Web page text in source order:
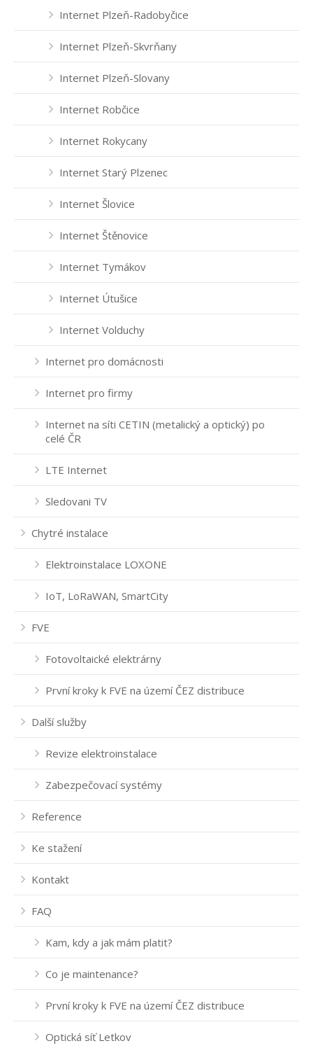
Internet Plzeň-Radobyčice
Internet Plzeň-Skvrňany
Internet Plzeň-Slovany
Internet Robčice
Internet Rokycany
Internet Starý Plzenec
Internet Šlovice
Internet Štěnovice
Internet Tymákov
Internet Útušice
Internet Volduchy
Internet pro domácnosti
Internet pro firmy
Internet na síti CETIN (metalický a optický) po
celé ČR
LTE Internet
Sledovani TV
Chytré instalace
Elektroinstalace LOXONE
IoT, LoRaWAN, SmartCity
FVE
Fotovoltaické elektrárny
První kroky k FVE na území ČEZ distribuce
Další služby
Revize elektroinstalace
Zabezpečovací systémy
Reference
Ke stažení
Kontakt
FAQ
Kam, kdy a jak mám platit?
Co je maintenance?
První kroky k FVE na území ČEZ distribuce
Optická síť Letkov